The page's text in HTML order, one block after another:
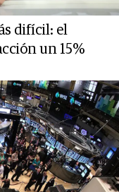
difícil: el
un 15%